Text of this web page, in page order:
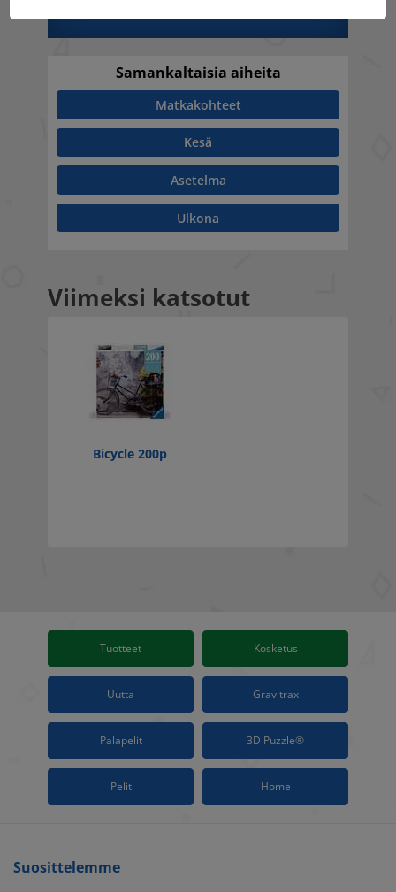
Samankaltaisia aiheita
Matkakohteet
Kesä
Asetelma
Ulkona
Viimeksi katsotut
Bicycle 200p
Tuotteet Kosketus
Uutta Gravitrax
Palapelit 3D Puzzle®
Pelit Home
Suosittelemme